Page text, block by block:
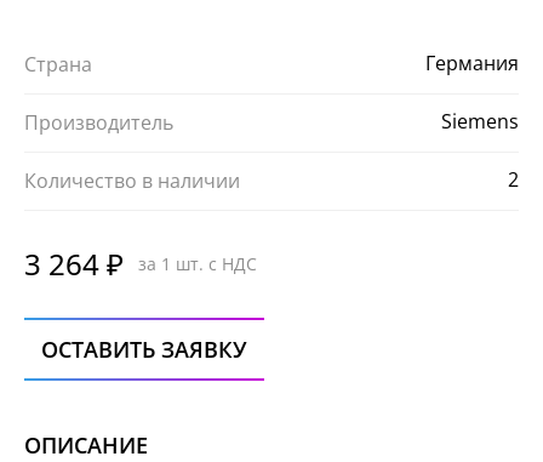
Страна Германия
Производитель Siemens
Количество в наличии 2
3 264 ₽ за 1 шт. с НДС
ОСТАВИТЬ ЗАЯВКУ
ОПИСАНИЕ